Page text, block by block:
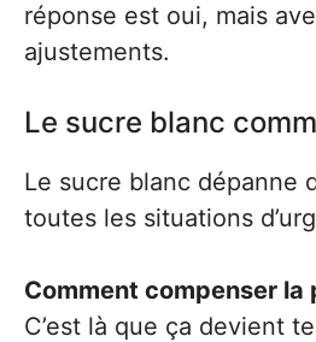
réponse est oui, mais
ajustements.
Le sucre blanc
Le sucre blanc dépanne
toutes les situations
Comment compenser la
C’est là que ça devient